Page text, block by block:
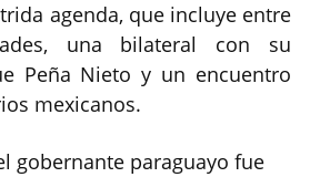
agenda, que incluye entre
una bilateral con su
Peña Nieto y un encuentro
mexicanos.
gobernante paraguayo fue